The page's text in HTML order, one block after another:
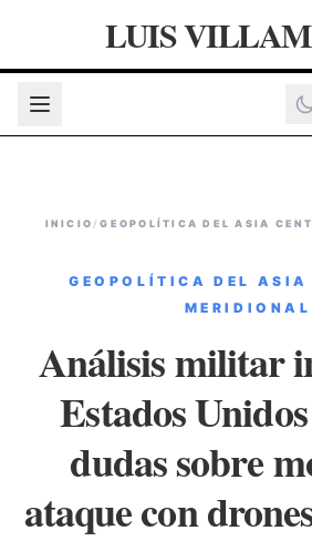
LUIS
INICIO /GEOPOLÍTICA DEL ASIA
GEOPOLÍTICA DEL ASIA
MERIDIONAL
Análisis militar
Estados
dudas sobre
ataque con